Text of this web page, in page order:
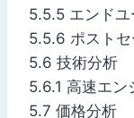
5.5.5 エンドユ
5.5.6 ポスト
5.6 技術分析
5.6.1 高速エン
5.7 価格分析